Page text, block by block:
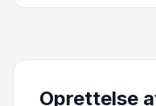
Oprettelse